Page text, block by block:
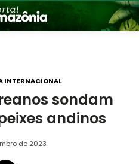
INTERNACIONAL
sondam
andinos
de 2023